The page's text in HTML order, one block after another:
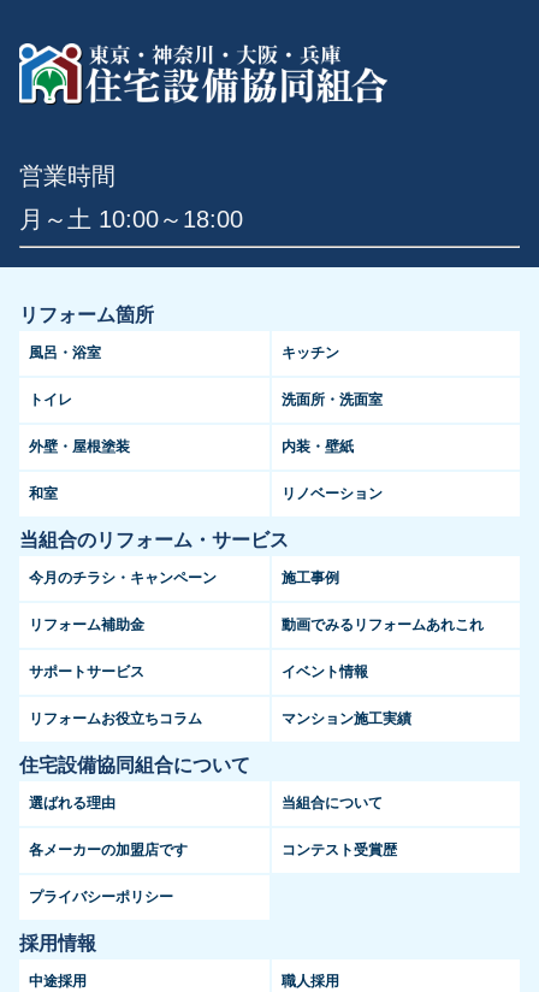
営業時間
月～土 10:00～18:00
リフォーム箇所
風呂・浴室 キッチン
トイレ 洗面所・洗面室
外壁・屋根塗装 内装・壁紙
和室 リノベーション
当組合のリフォーム・サービス
今月のチラシ・キャンペーン 施工事例
リフォーム補助金 動画でみるリフォームあれこれ
サポートサービス イベント情報
リフォームお役立ちコラム マンション施工実績
住宅設備協同組合について
選ばれる理由 当組合について
各メーカーの加盟店です コンテスト受賞歴
プライバシーポリシー
採用情報
中途採用 職人採用